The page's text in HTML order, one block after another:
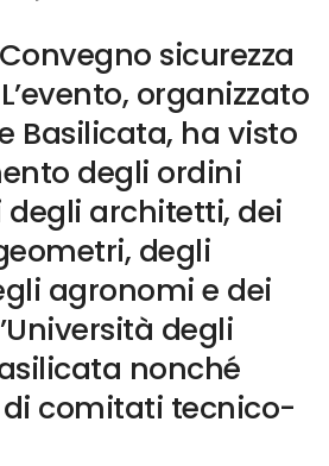
sicurezza
organizzato
Basilicata, ha visto
degli ordini
degli architetti, dei
degli
agronomi e dei
degli
nonché
comitati tecnico-